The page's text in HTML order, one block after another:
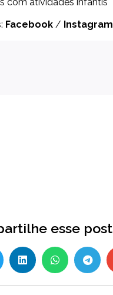
Facebook / Instagram
esse post